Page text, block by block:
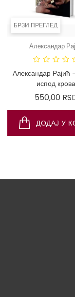
БРЗИ ПРЕГЛЕД
Александар
Александар
испод крова
550,00
ДОДАЈ У